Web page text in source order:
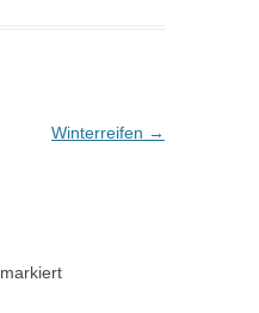
Winterreifen →
markiert